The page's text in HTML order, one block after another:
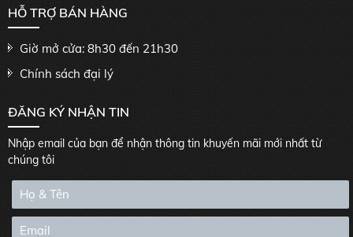
HỖ TRỢ BÁN HÀNG
Giờ mở cửa: 8h30 đến 21h30
Chính sách đại lý
ĐĂNG KÝ NHẬN TIN
Nhập email của bạn để nhận thông tin khuyến mãi mới nhất từ
chúng tôi